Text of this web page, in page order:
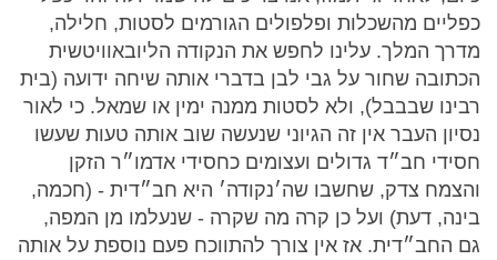
כפליים מהשכלות ופלפולים הגורמים לסטות, חלילה,
מדרך המלך. עלינו לחפש את הנקודה הליובאוויטשית
הכתובה שחור על גבי לבן בדברי אותה שיחה ידועה (בית
רבינו שבבבל), ולא לסטות ממנה ימין או שמאל. כי לאור
נסיון העבר אין זה הגיוני שנעשה שוב אותה טעות שעשו
חסידי חב״ד גדולים ועצומים כחסידי אדמו״ר הזקן
והצמח צדק, שחשבו שה׳נקודה׳ היא חב״דית - (חכמה,
בינה, דעת) ועל כן קרה מה שקרה - שנעלמו מן המפה,
גם החב״דית. אז אין צורך להתווכח פעם נוספת על אותה